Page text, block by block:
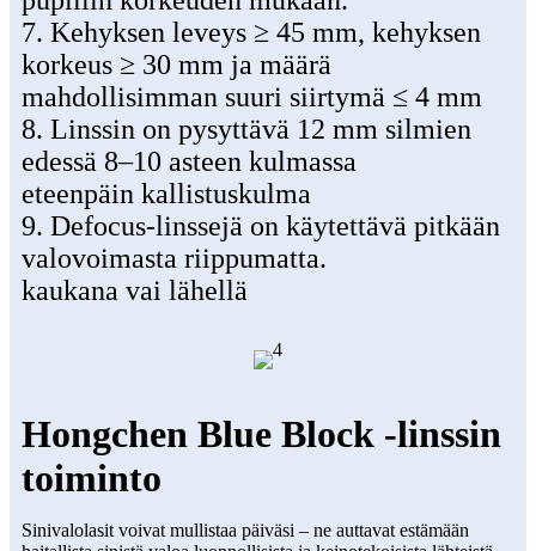
7. Kehyksen leveys ≥ 45 mm, kehyksen
korkeus ≥ 30 mm ja määrä
mahdollisimman suuri siirtymä ≤ 4 mm
8. Linssin on pysyttävä 12 mm silmien
edessä 8–10 asteen kulmassa
eteenpäin kallistuskulma
9. Defocus-linssejä on käytettävä pitkään
valovoimasta riippumatta.
kaukana vai lähellä
Hongchen Blue Block -linssin
toiminto
Sinivalolasit voivat mullistaa päiväsi – ne auttavat estämään